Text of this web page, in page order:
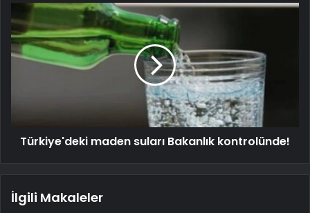
Türkiye'deki maden suları Bakanlık kontrolünde!
İlgili Makaleler